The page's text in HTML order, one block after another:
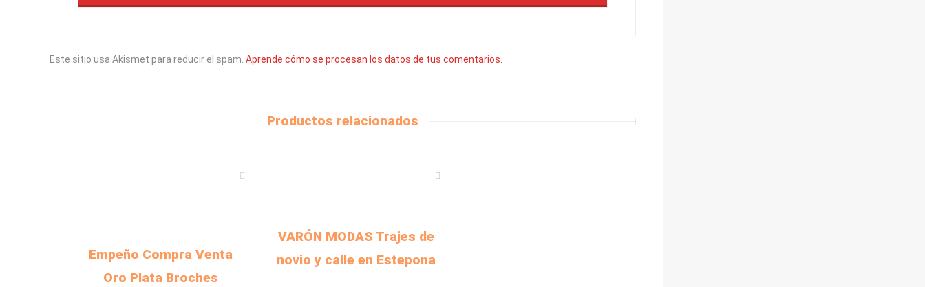
Este sitio usa Akismet para reducir el spam. Aprende cómo se procesan los datos de tus comentarios.
Productos relacionados
Empeño Compra Venta
Oro Plata Broches
VARÓN MODAS Trajes de
novio y calle en Estepona